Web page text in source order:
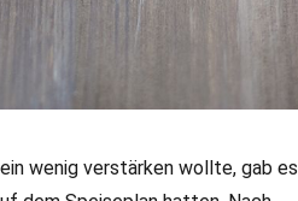
wenig verstärken wollte, gab es